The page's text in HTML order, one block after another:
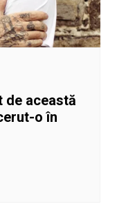
de această
o în